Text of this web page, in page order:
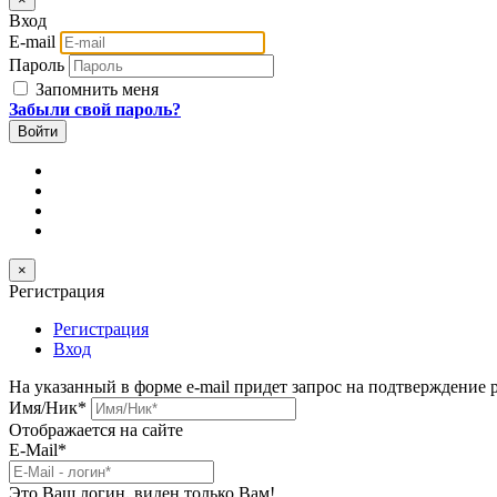
Вход
E-mail
Пароль
Запомнить меня
Забыли свой пароль?
×
Регистрация
Регистрация
Вход
На указанный в форме e-mail придет запрос на подтверждение
Имя/Ник*
Отображается на сайте
E-Mail*
Это Ваш логин, виден только Вам!